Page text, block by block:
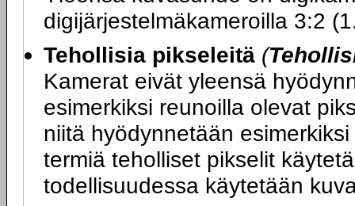
digijärjestelmäkameroilla 3:2
Tehollisia pikseleitä (
Kamerat eivät yleensä
esimerkiksi reunoilla olevat
niitä hyödynnetään
termiä teholliset pikselit
todellisuudessa käytetään